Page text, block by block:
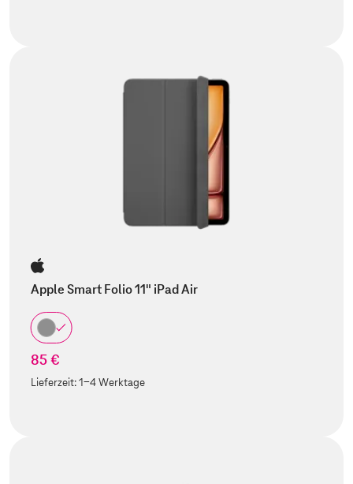
Apple Smart Folio 11" iPad Air
85 €
Lieferzeit:1-4 Werktage